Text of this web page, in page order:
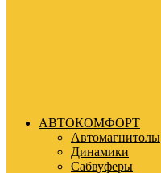
АВТОКОМФОРТ
Автомагнитолы
Динамики
Сабвуферы